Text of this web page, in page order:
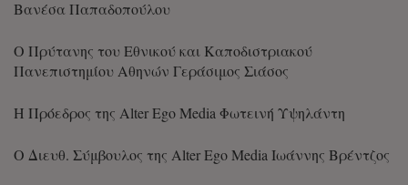
Βανέσα Παπαδοπούλου
Ο Πρύτανης του Εθνικού και Καποδιστριακού
Πανεπιστημίου Αθηνών Γεράσιμος Σιάσος
Η Πρόεδρος της Alter Ego Media Φωτεινή Υψηλάντη
Ο Διευθ. Σύμβουλος της Alter Ego Media Ιωάννης Βρέντζος